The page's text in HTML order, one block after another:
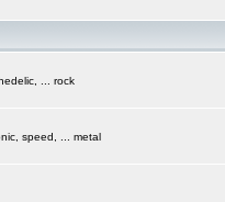
... rock
speed, ... metal